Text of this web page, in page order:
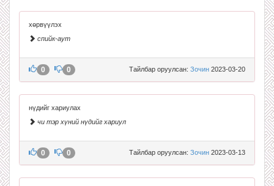
хөрвүүлэх
спийк-аут
Тайлбар оруулсан: Зочин 2023-03-20
0 0
нүдийг хариулах
чи тэр хүний нүдийг хариул
Тайлбар оруулсан: Зочин 2023-03-13
0 0